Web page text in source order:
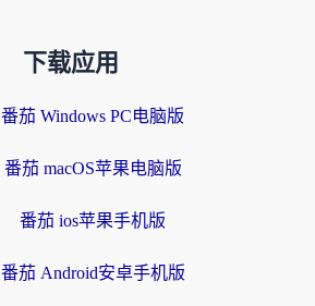
下载应用
番茄 Windows PC电脑版
番茄 macOS苹果电脑版
番茄 ios苹果手机版
番茄 Android安卓手机版